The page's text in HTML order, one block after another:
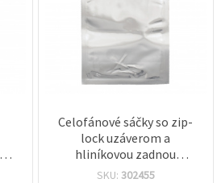
Celofánové sáčky so zip-
lock uzáverom a
hliníkovou zadnou
stranou, vonkajší rozmer
SKU: 302455